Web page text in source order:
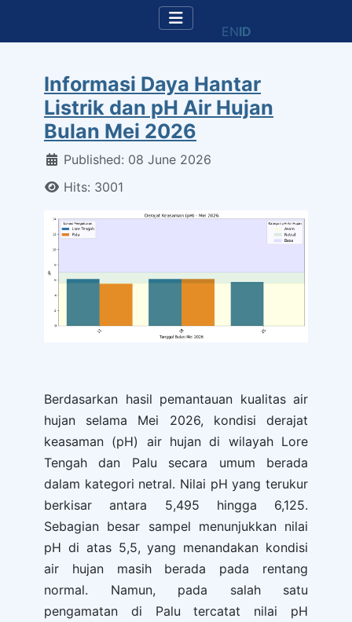
ENID
Informasi Daya Hantar
Listrik dan pH Air Hujan
Bulan Mei 2026
DetailsPublished: 08 June 2026
Hits: 3001
Berdasarkan hasil pemantauan kualitas air
hujan selama Mei 2026, kondisi derajat
keasaman (pH) air hujan di wilayah Lore
Tengah dan Palu secara umum berada
dalam kategori netral. Nilai pH yang terukur
berkisar antara 5,495 hingga 6,125.
Sebagian besar sampel menunjukkan nilai
pH di atas 5,5, yang menandakan kondisi
air hujan masih berada pada rentang
normal. Namun, pada salah satu
pengamatan di Palu tercatat nilai pH